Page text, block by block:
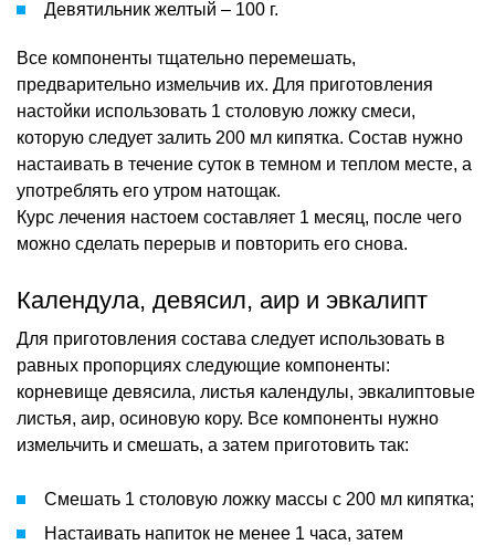
Девятильник желтый – 100 г.
Все компоненты тщательно перемешать,
предварительно измельчив их. Для приготовления
настойки использовать 1 столовую ложку смеси,
которую следует залить 200 мл кипятка. Состав нужно
настаивать в течение суток в темном и теплом месте, а
употреблять его утром натощак.
Курс лечения настоем составляет 1 месяц, после чего
можно сделать перерыв и повторить его снова.
Календула, девясил, аир и эвкалипт
Для приготовления состава следует использовать в
равных пропорциях следующие компоненты:
корневище девясила, листья календулы, эвкалиптовые
листья, аир, осиновую кору. Все компоненты нужно
измельчить и смешать, а затем приготовить так:
Смешать 1 столовую ложку массы с 200 мл кипятка;
Настаивать напиток не менее 1 часа, затем